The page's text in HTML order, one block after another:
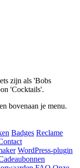
zijn als 'Bobs
'Cocktails'.
bovenaan je menu.
Badges Reclame
WordPress-plugin